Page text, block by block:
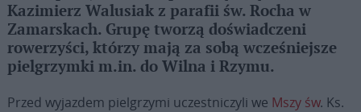
Kazimierz Walusiak z parafii św. Rocha w
Zamarskach. Grupę tworzą doświadczeni
rowerzyści, którzy mają za sobą wcześniejsze
pielgrzymki m.in. do Wilna i Rzymu.
Przed wyjazdem pielgrzymi uczestniczyli we Mszy św. Ks.